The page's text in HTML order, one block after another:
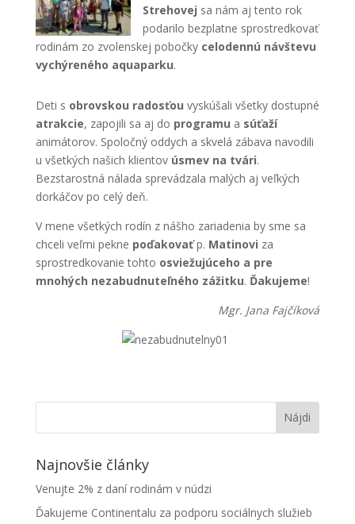
Strehovej sa nám aj tento rok
podarilo bezplatne sprostredkovať
rodinám zo zvolenskej pobočky celodennú návštevu
vychýreného aquaparku.
Deti s obrovskou radosťou vyskúšali všetky dostupné
atrakcie, zapojili sa aj do programu a súťaží
animátorov. Spoločný oddych a skvelá zábava navodili
u všetkých našich klientov úsmev na tvári.
Bezstarostná nálada sprevádzala malých aj veľkých
dorkáčov po celý deň.
V mene všetkých rodín z nášho zariadenia by sme sa
chceli veľmi pekne poďakovaťp. Matinovi za
sprostredkovanie tohto osviežujúceho a pre
mnohých nezabudnuteľného zážitku. Ďakujeme!
Mgr. Jana Fajčíková
Najnovšie články
Venujte 2% z daní rodinám v núdzi
Ďakujeme Continentalu za podporu sociálnych služieb